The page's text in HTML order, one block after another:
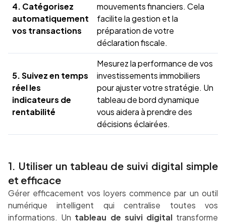
4. Catégorisez
automatiquement
vos transactions
mouvements financiers. Cela
facilite la gestion et la
préparation de votre
déclaration fiscale.
5. Suivez en temps
réel les
indicateurs de
rentabilité
Mesurez la performance de vos
investissements immobiliers
pour ajuster votre stratégie. Un
tableau de bord dynamique
vous aidera à prendre des
décisions éclairées.
1. Utiliser un tableau de suivi digital simple
et efficace
Gérer efficacement vos loyers commence par un outil
numérique intelligent qui centralise toutes vos
informations. Un tableau de suivi digitaltransforme